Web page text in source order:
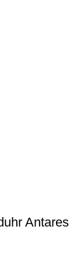
Antares